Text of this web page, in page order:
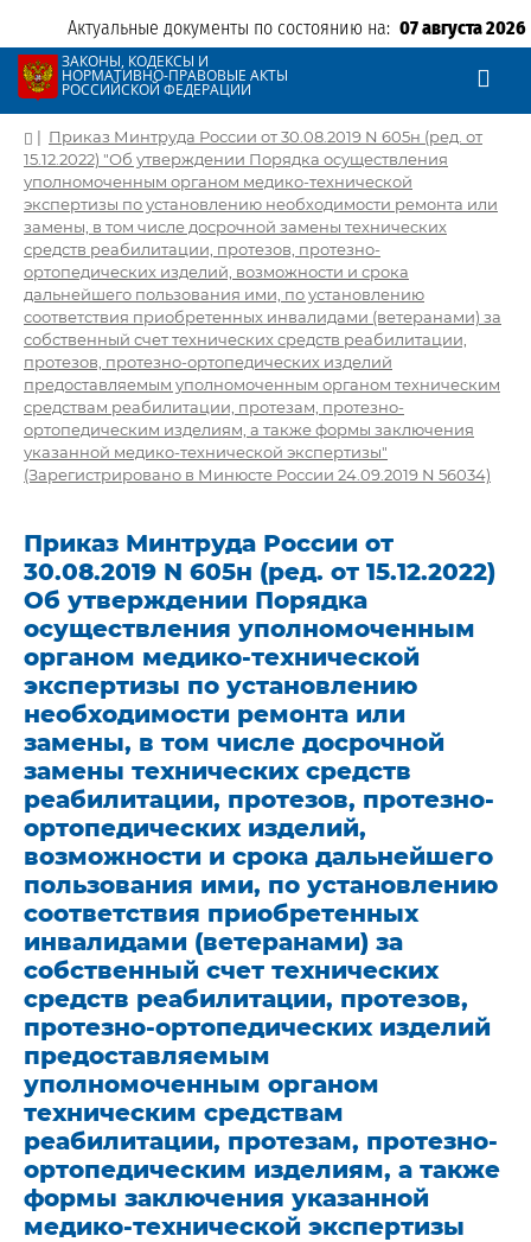
Актуальные документы по состоянию на: 07 августа 2026
ЗАКОНЫ, КОДЕКСЫ И
НОРМАТИВНО-ПРАВОВЫЕ АКТЫ
РОССИЙСКОЙ ФЕДЕРАЦИИ
| Приказ Минтруда России от 30.08.2019 N 605н (ред. от
15.12.2022) "Об утверждении Порядка осуществления
уполномоченным органом медико-технической
экспертизы по установлению необходимости ремонта или
замены, в том числе досрочной замены технических
средств реабилитации, протезов, протезно-
ортопедических изделий, возможности и срока
дальнейшего пользования ими, по установлению
соответствия приобретенных инвалидами (ветеранами) за
собственный счет технических средств реабилитации,
протезов, протезно-ортопедических изделий
предоставляемым уполномоченным органом техническим
средствам реабилитации, протезам, протезно-
ортопедическим изделиям, а также формы заключения
указанной медико-технической экспертизы"
(Зарегистрировано в Минюсте России 24.09.2019 N 56034)
Приказ Минтруда России от
30.08.2019 N 605н (ред. от 15.12.2022)
Об утверждении Порядка
осуществления уполномоченным
органом медико-технической
экспертизы по установлению
необходимости ремонта или
замены, в том числе досрочной
замены технических средств
реабилитации, протезов, протезно-
ортопедических изделий,
возможности и срока дальнейшего
пользования ими, по установлению
соответствия приобретенных
инвалидами (ветеранами) за
собственный счет технических
средств реабилитации, протезов,
протезно-ортопедических изделий
предоставляемым
уполномоченным органом
техническим средствам
реабилитации, протезам, протезно-
ортопедическим изделиям, а также
формы заключения указанной
медико-технической экспертизы